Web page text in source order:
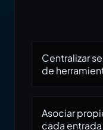
Centralizar
de
Asociar
cada entrada